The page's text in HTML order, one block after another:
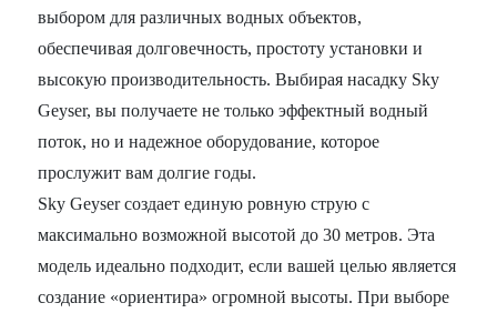
выбором для различных водных объектов,
обеспечивая долговечность, простоту установки и
высокую производительность. Выбирая насадку Sky
Geyser, вы получаете не только эффектный водный
поток, но и надежное оборудование, которое
прослужит вам долгие годы.
Sky Geyser создает единую ровную струю с
максимально возможной высотой до 30 метров. Эта
модель идеально подходит, если вашей целью является
создание «ориентира» огромной высоты. При выборе